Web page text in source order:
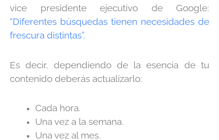
vice presidente ejecutivo de Google:
“Diferentes búsquedas tienen necesidades de
frescura distintas”.
Es decir, dependiendo de la esencia de tu
contenido deberás actualizarlo:
Cada hora.
Una vez a la semana.
Una vez al mes.